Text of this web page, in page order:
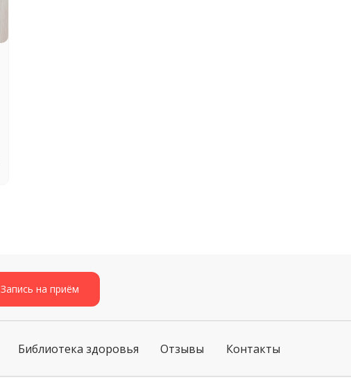
Запись на приём
Библиотека здоровья Отзывы Контакты